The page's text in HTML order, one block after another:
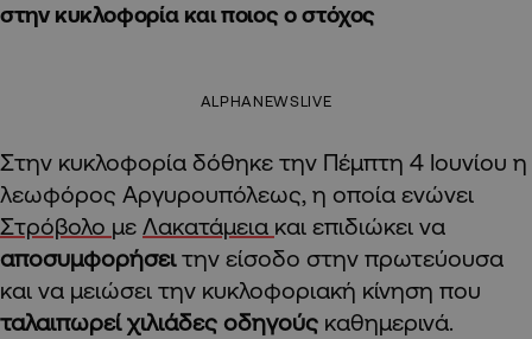
στην κυκλοφορία και ποιος ο στόχος
ALPHANEWSLIVE
Στην κυκλοφορία δόθηκε την Πέμπτη 4 Ιουνίου η
λεωφόρος Αργυρουπόλεως, η οποία ενώνει
Στρόβολο με Λακατάμεια και επιδιώκει να
αποσυμφορήσειτην είσοδο στην πρωτεύουσα
και να μειώσει την κυκλοφοριακή κίνηση που
ταλαιπωρεί χιλιάδες οδηγούς καθημερινά.